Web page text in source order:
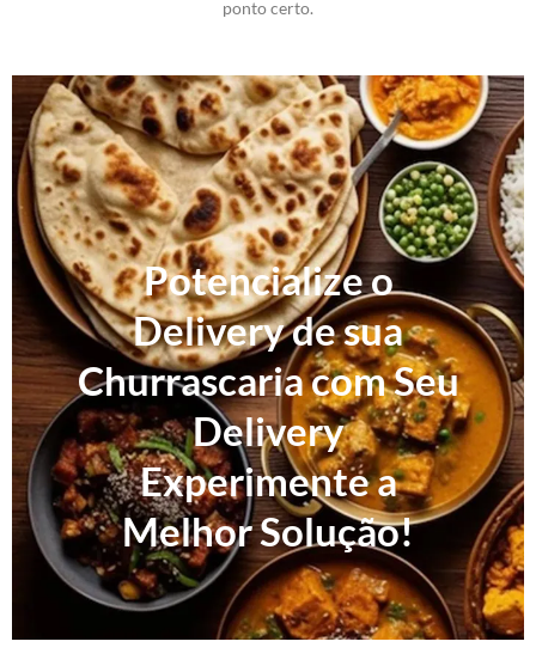
ponto certo.
Potencialize o
Delivery de sua
Churrascaria com Seu
Delivery
Experimente a
Melhor Solução!